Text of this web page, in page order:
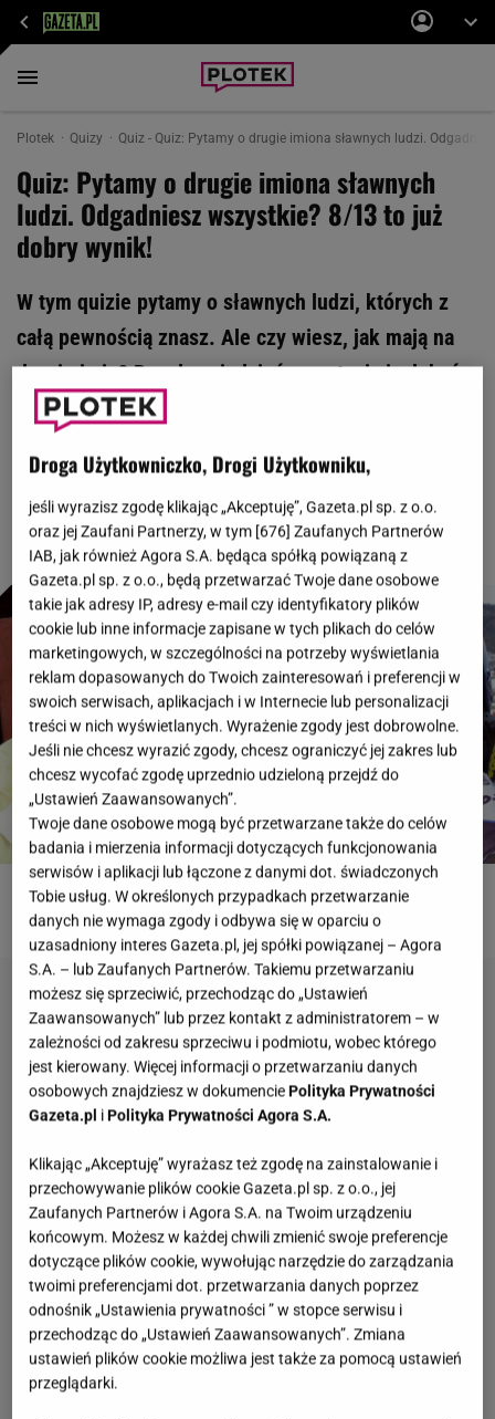
Plotek Quizy Quiz - Quiz: Pytamy o drugie imiona sławnych ludzi.
Quiz: Pytamy o drugie imiona sławnych
ludzi. Odgadniesz wszystkie? 8/13 to już
dobry wynik!
W tym quizie pytamy o sławnych ludzi, których z
całą pewnością znasz. Ale czy wiesz, jak mają na
drugie imię? By odpowiedzieć na pytania i zdobyć
punkty, musisz zaufać swojej intuicji. Za niezły
lepszą?
ROZWIĄŻ QUIZ
Droga Użytkowniczko, Drogi Użytkowniku,
jeśli wyrazisz zgodę klikając „Akceptuję”, Gazeta.pl sp. z o.o.
oraz jej Zaufani Partnerzy, w tym [676] Zaufanych Partnerów
IAB, jak również Agora S.A. będąca spółką powiązaną z
Gazeta.pl sp. z o.o., będą przetwarzać Twoje dane osobowe
takie jak adresy IP, adresy e-mail czy identyfikatory plików
cookie lub inne informacje zapisane w tych plikach do celów
marketingowych, w szczególności na potrzeby wyświetlania
reklam dopasowanych do Twoich zainteresowań i preferencji w
swoich serwisach, aplikacjach i w Internecie lub personalizacji
treści w nich wyświetlanych. Wyrażenie zgody jest dobrowolne.
Jeśli nie chcesz wyrazić zgody, chcesz ograniczyć jej zakres lub
chcesz wycofać zgodę uprzednio udzieloną przejdź do
„Ustawień Zaawansowanych”.
Twoje dane osobowe mogą być przetwarzane także do celów
badania i mierzenia informacji dotyczących funkcjonowania
serwisów i aplikacji lub łączone z danymi dot. świadczonych
Tobie usług. W określonych przypadkach przetwarzanie
danych nie wymaga zgody i odbywa się w oparciu o
uzasadniony interes Gazeta.pl, jej spółki powiązanej – Agora
S.A. – lub Zaufanych Partnerów. Takiemu przetwarzaniu
możesz się sprzeciwić, przechodząc do „Ustawień
Zaawansowanych” lub przez kontakt z administratorem – w
zależności od zakresu sprzeciwu i podmiotu, wobec którego
jest kierowany. Więcej informacji o przetwarzaniu danych
osobowych znajdziesz w dokumenciePolityka Prywatności
Gazeta.pl iPolityka Prywatności Agora S.A.
Klikając „Akceptuję” wyrażasz też zgodę na zainstalowanie i
przechowywanie plików cookie Gazeta.pl sp. z o.o., jej
Zaufanych Partnerów i Agora S.A. na Twoim urządzeniu
końcowym. Możesz w każdej chwili zmienić swoje preferencje
dotyczące plików cookie, wywołując narzędzie do zarządzania
twoimi preferencjami dot. przetwarzania danych poprzez
odnośnik „Ustawienia prywatności ” w stopce serwisu i
przechodząc do „Ustawień Zaawansowanych”. Zmiana
ustawień plików cookie możliwa jest także za pomocą ustawień
przeglądarki.